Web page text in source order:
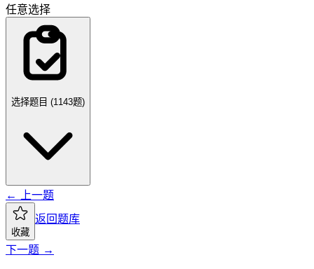
任意选择
选择题目 (1143题)
← 上一题
收藏
返回题库
下一题 →